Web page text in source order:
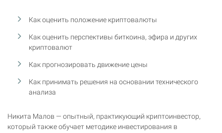
Как оценить положение криптовалюты
Как оценить перспективы биткоина, эфира и других
криптовалют
Как прогнозировать движение цены
Как принимать решения на основании технического
анализа
Никита Малов — опытный, практикующий криптоинвестор,
который также обучает методике инвестирования в